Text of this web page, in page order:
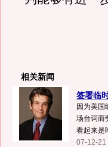
相关新闻
签署临
因为美国
场台词而
看起来是
07-12-21